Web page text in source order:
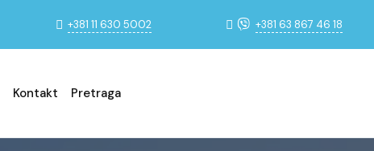
+381 11 630 5002 +381 63 867 46 18
Kontakt Pretraga